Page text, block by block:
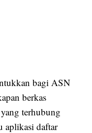
bagi ASN
berkas
terhubung
aplikasi daftar